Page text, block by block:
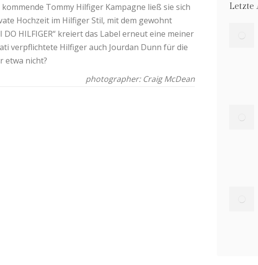
Tommy Hilfiger Kampagne ließ sie sich
Hochzeit im Hilfiger Stil, mit dem gewohnt
HILFIGER“ kreiert das Label erneut eine meiner
verpflichtete Hilfiger auch Jourdan Dunn für die
etwa nicht?
photographer: Craig McDean
Letzte